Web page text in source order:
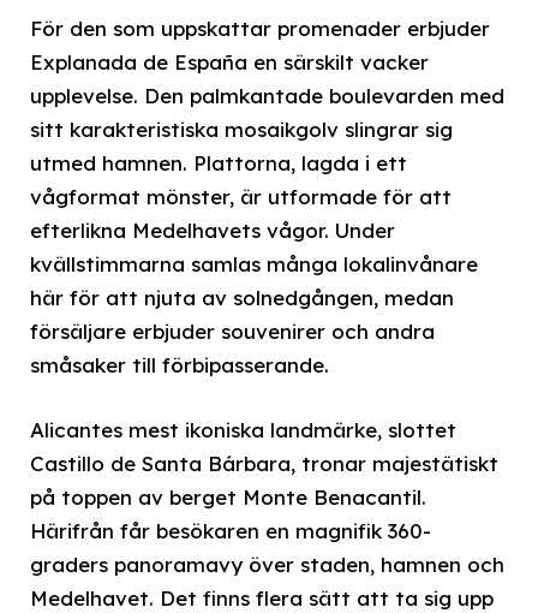
För den som uppskattar promenader erbjuder
Explanada de España en särskilt vacker
upplevelse. Den palmkantade boulevarden med
sitt karakteristiska mosaikgolv slingrar sig
utmed hamnen. Plattorna, lagda i ett
vågformat mönster, är utformade för att
efterlikna Medelhavets vågor. Under
kvällstimmarna samlas många lokalinvånare
här för att njuta av solnedgången, medan
försäljare erbjuder souvenirer och andra
småsaker till förbipasserande.
Alicantes mest ikoniska landmärke, slottet
Castillo de Santa Bárbara, tronar majestätiskt
på toppen av berget Monte Benacantil.
Härifrån får besökaren en magnifik 360-
graders panoramavy över staden, hamnen och
Medelhavet. Det finns flera sätt att ta sig upp